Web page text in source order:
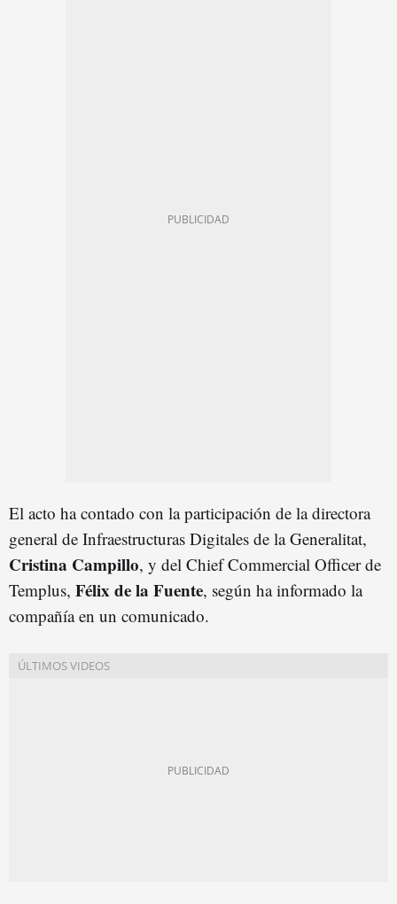
El acto ha contado con la participación de la directora
general de Infraestructuras Digitales de la Generalitat,
Cristina Campillo, y del Chief Commercial Officer de
Templus, Félix de la Fuente, según ha informado la
compañía en un comunicado.